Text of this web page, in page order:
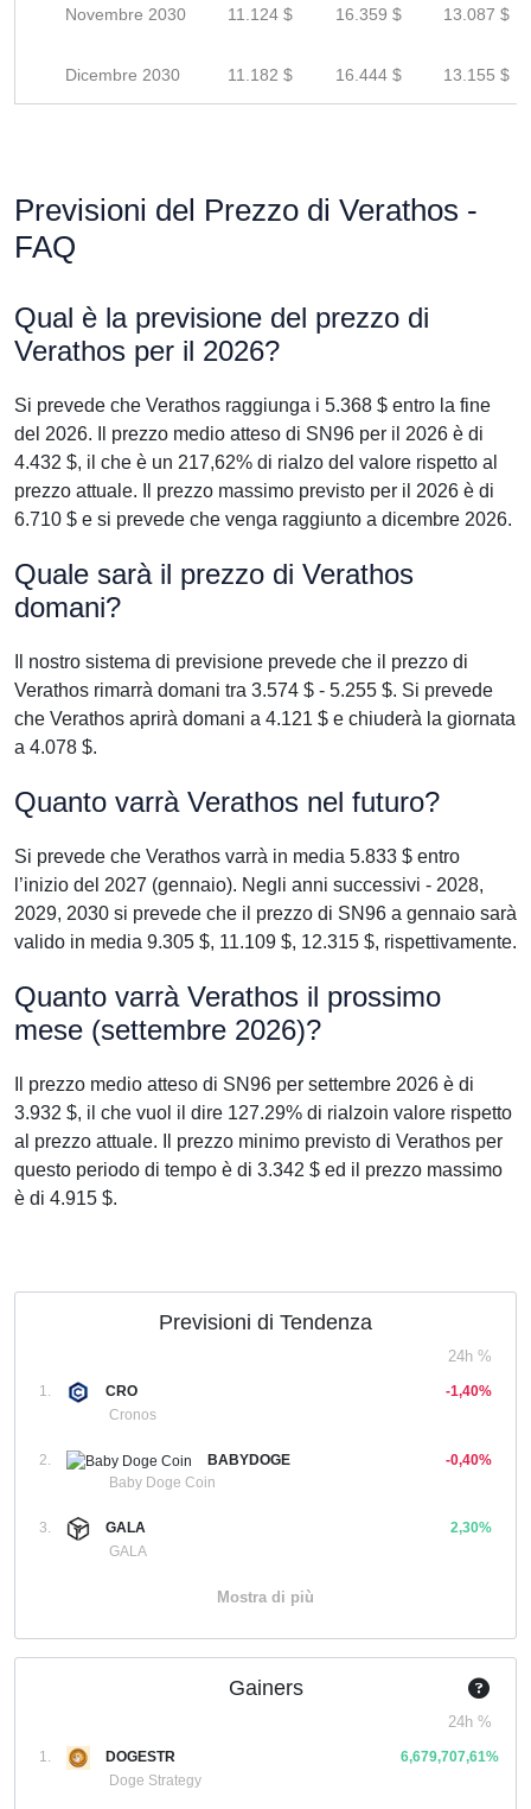
Novembre 2030 11.124 $ 16.359 $ 13.087 $
Dicembre 2030 11.182 $ 16.444 $ 13.155 $
Previsioni del Prezzo di Verathos -
FAQ
Qual è la previsione del prezzo di
Verathos per il 2026?
Si prevede che Verathos raggiunga i 5.368 $ entro la fine
del 2026. Il prezzo medio atteso di SN96 per il 2026 è di
4.432 $, il che è un 217,62% di rialzo del valore rispetto al
prezzo attuale. Il prezzo massimo previsto per il 2026 è di
6.710 $ e si prevede che venga raggiunto a dicembre 2026.
Quale sarà il prezzo di Verathos
domani?
Il nostro sistema di previsione prevede che il prezzo di
Verathos rimarrà domani tra 3.574 $ - 5.255 $. Si prevede
che Verathos aprirà domani a 4.121 $ e chiuderà la giornata
a 4.078 $.
Quanto varrà Verathos nel futuro?
Si prevede che Verathos varrà in media 5.833 $ entro
l’inizio del 2027 (gennaio). Negli anni successivi - 2028,
2029, 2030 si prevede che il prezzo di SN96 a gennaio sarà
valido in media 9.305 $, 11.109 $, 12.315 $, rispettivamente.
Quanto varrà Verathos il prossimo
mese (settembre 2026)?
Il prezzo medio atteso di SN96 per settembre 2026 è di
3.932 $, il che vuol il dire 127.29% di rialzoin valore rispetto
al prezzo attuale. Il prezzo minimo previsto di Verathos per
questo periodo di tempo è di 3.342 $ ed il prezzo massimo
è di 4.915 $.
Previsioni di Tendenza
24h %
1.
CRO
Cronos
-1,40%
2.
BABYDOGE
Baby Doge Coin
-0,40%
3.
GALA
GALA
2,30%
Mostra di più
Gainers
24h %
1.
DOGESTR
Doge Strategy
6,679,707,61%